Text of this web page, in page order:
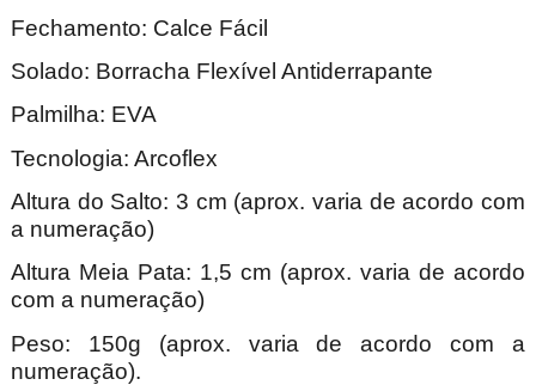
Fechamento: Calce Fácil
Solado: Borracha Flexível Antiderrapante
Palmilha: EVA
Tecnologia: Arcoflex
Altura do Salto: 3 cm (aprox. varia de acordo com
a numeração)
Altura Meia Pata: 1,5 cm (aprox. varia de acordo
com a numeração)
Peso: 150g (aprox. varia de acordo com a
numeração).